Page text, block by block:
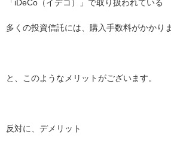
「iDeCo（イデコ）」で取り扱われている
多くの投資信託には、購入手数料がかかり
と、このようなメリットがございます。
反対に、デメリット